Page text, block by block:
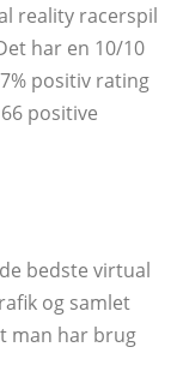
reality racerspil
har en 10/10
positiv rating
positive
bedste virtual
og samlet
man har brug